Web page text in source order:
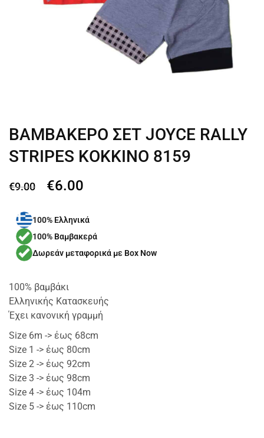
ΒΑΜΒΑΚΕΡΟ ΣΕΤ JOYCE RALLY
STRIPES ΚΟΚΚΙΝΟ 8159
€9.00 €6.00
100% Ελληνικά
100% Βαμβακερά
Δωρεάν μεταφορικά με Box Now
100% βαμβάκι
Ελληνικής Κατασκευής
Έχει κανονική γραμμή
Size 6m -> έως 68cm
Size 1 -> έως 80cm
Size 2 -> έως 92cm
Size 3 -> έως 98cm
Size 4 -> έως 104m
Size 5 -> έως 110cm